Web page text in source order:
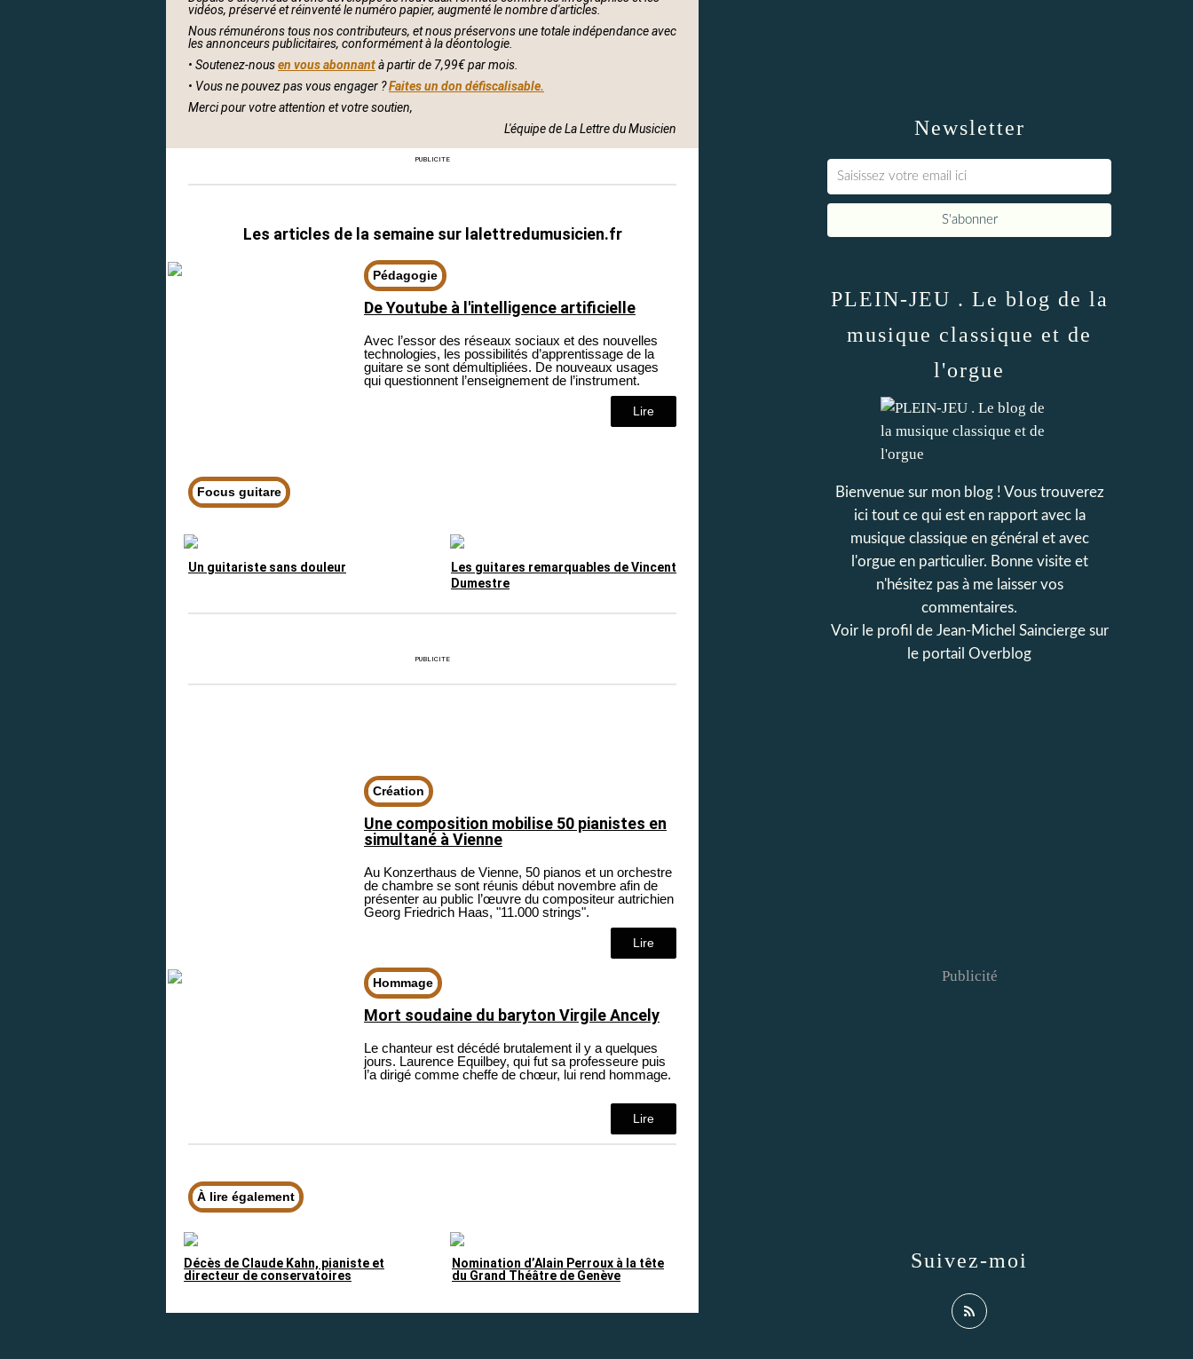
vidéos, préservé et réinventé le numéro papier, augmenté le nombre d'articles.
Nous rémunérons tous nos contributeurs, et nous préservons une totale indépendance avec
les annonceurs publicitaires, conformément à la déontologie.
• Soutenez-nousen vous abonnantà partir de 7,99€ par mois.
• Vous ne pouvez pas vous engager ?Faites un don défiscalisable.
Merci pour votre attention et votre soutien,
L'équipe de La Lettre du Musicien
PUBLICITE
Les articles de la semaine sur lalettredumusicien.fr
Pédagogie
De Youtube à l'intelligence artificielle
Avec l’essor des réseaux sociaux et des nouvelles
technologies, les possibilités d’apprentissage de la
guitare se sont démultipliées. De nouveaux usages
qui questionnent l’enseignement de l’instrument.
Lire
Focus guitare
Un guitariste sans douleur
Les guitares remarquables de Vincent
Dumestre
PUBLICITE
Création
Une composition mobilise 50 pianistes en
simultané à Vienne
Au Konzerthaus de Vienne, 50 pianos et un orchestre
de chambre se sont réunis début novembre afin de
présenter au public l’œuvre du compositeur autrichien
Georg Friedrich Haas, "11.000 strings".
Lire
Hommage
Mort soudaine du baryton Virgile Ancely
Le chanteur est décédé brutalement il y a quelques
jours. Laurence Equilbey, qui fut sa professeure puis
l’a dirigé comme cheffe de chœur, lui rend hommage.
Lire
À lire également
Décès de Claude Kahn, pianiste et
directeur de conservatoires
Nomination d’Alain Perroux à la tête
du Grand Théâtre de Genève
Newsletter
PLEIN-JEU . Le blog de la
musique classique et de
l'orgue
Bienvenue sur mon blog ! Vous trouverez
ici tout ce qui est en rapport avec la
musique classique en général et avec
l'orgue en particulier. Bonne visite et
n'hésitez pas à me laisser vos
commentaires.
Voir le profil de Jean-Michel Sainciergesur
le portail Overblog
Suivez-moi
Publicité